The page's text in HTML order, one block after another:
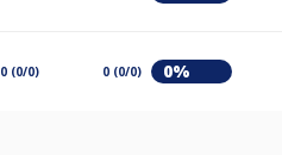
0 (0/0) 0 (0/0) 0%